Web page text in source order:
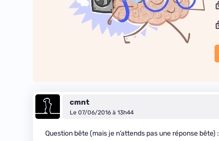
cmnt
Le 07/06/2016 à 13h44
Question bête (mais je n’attends pas une réponse bête) :